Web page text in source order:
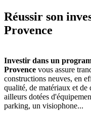
Réussir son
Provence
Investir dans un
Provence vous assure
constructions neuves, en
qualité, de matériaux et de
ailleurs dotées
parking, un visiophone...